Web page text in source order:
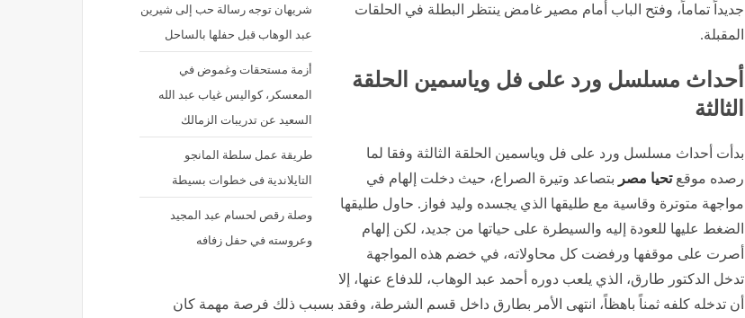
شريهان توجه رسالة حب إلى شيرين
عبد الوهاب قبل حفلها بالساحل
أزمة مستحقات وغموض في
المعسكر، كواليس غياب عبد الله
السعيد عن تدريبات الزمالك
طريقة عمل سلطة المانجو
التايلاندية فى خطوات بسيطة
وصلة رقص لحسام عبد المجيد
وعروسته في حفل زفافه
جديداً تماماً، وفتح الباب أمام مصير غامض ينتظر البطلة في الحلقات
المقبلة.
أحداث مسلسل ورد على فل وياسمين الحلقة
الثالثة
بدأت أحداث مسلسل ورد على فل وياسمين الحلقة الثالثة وفقا لما
رصده موقع تحيا مصر بتصاعد وتيرة الصراع، حيث دخلت إلهام في
مواجهة متوترة وقاسية مع طليقها الذي يجسده وليد فواز. حاول طليقها
الضغط عليها للعودة إليه والسيطرة على حياتها من جديد، لكن إلهام
أصرت على موقفها ورفضت كل محاولاته، في خضم هذه المواجهة
تدخل الدكتور طارق، الذي يلعب دوره أحمد عبد الوهاب، للدفاع عنها، إلا
أن تدخله كلفه ثمناً باهظاً، انتهى الأمر بطارق داخل قسم الشرطة، وفقد بسبب ذلك فرصة مهمة كان